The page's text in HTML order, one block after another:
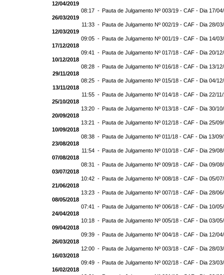
12/04/2019
08:17 - Pauta de Julgamento Nº 003/19 - CAF - Dia 17/
26/03/2019
11:33 - Pauta de Julgamento Nº 002/19 - CAF - Dia 28/
12/03/2019
09:05 - Pauta de Julgamento Nº 001/19 - CAF - Dia 14/
17/12/2018
09:41 - Pauta de Julgamento Nº 017/18 - CAF - Dia 20/
10/12/2018
08:28 - Pauta de Julgamento Nº 016/18 - CAF - Dia 13/
29/11/2018
08:25 - Pauta de Julgamento Nº 015/18 - CAF - Dia 04/
13/11/2018
11:55 - Pauta de Julgamento Nº 014/18 - CAF - Dia 22/
25/10/2018
13:20 - Pauta de Julgamento Nº 013/18 - CAF - Dia 30/
20/09/2018
13:21 - Pauta de Julgamento Nº 012/18 - CAF - Dia 25/
10/09/2018
08:38 - Pauta de Julgamento Nº 011/18 - CAF - Dia 13/
23/08/2018
11:54 - Pauta de Julgamento Nº 010/18 - CAF - Dia 29/
07/08/2018
08:31 - Pauta de Julgamento Nº 009/18 - CAF - Dia 09/
03/07/2018
10:42 - Pauta de Julgamento Nº 008/18 - CAF - Dia 05/
21/06/2018
13:23 - Pauta de Julgamento Nº 007/18 - CAF - Dia 28/
08/05/2018
07:41 - Pauta de Julgamento Nº 006/18 - CAF - Dia 10/
24/04/2018
10:18 - Pauta de Julgamento Nº 005/18 - CAF - Dia 03/
09/04/2018
09:39 - Pauta de Julgamento Nº 004/18 - CAF - Dia 12/
26/03/2018
12:00 - Pauta de Julgamento Nº 003/18 - CAF - Dia 28/
16/03/2018
09:49 - Pauta de Julgamento Nº 002/18 - CAF - Dia 23/
16/02/2018